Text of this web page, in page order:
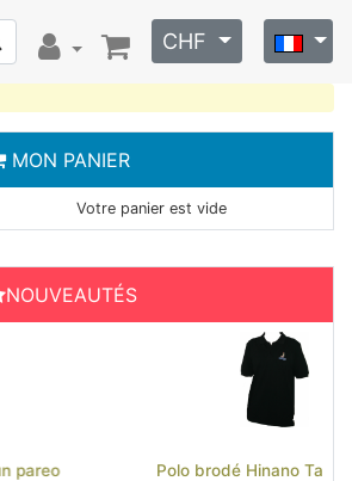
CHF
MON PANIER
Votre panier est vide
NOUVEAUTÉS
Polo brodé Hinano Tahiti - Noir
Previous Next